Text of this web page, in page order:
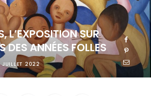
L’EXPOSITION SUR
DES ANNÉES FOLLES
JUILLET 2022